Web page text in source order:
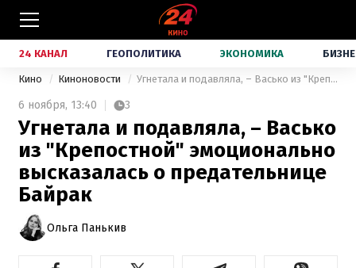
24 КАНАЛ ГЕОПОЛИТИКА ЭКОНОМИКА
Кино Киноновости Угнетала и подавляла, – Васько из "Крепостной" эмоционально высказалась о предательнице Байрак
6 ноября, 13:40 3
Угнетала и подавляла, – Васько
из "Крепостной" эмоционально
высказалась о предательнице
Байрак
Ольга Панькив